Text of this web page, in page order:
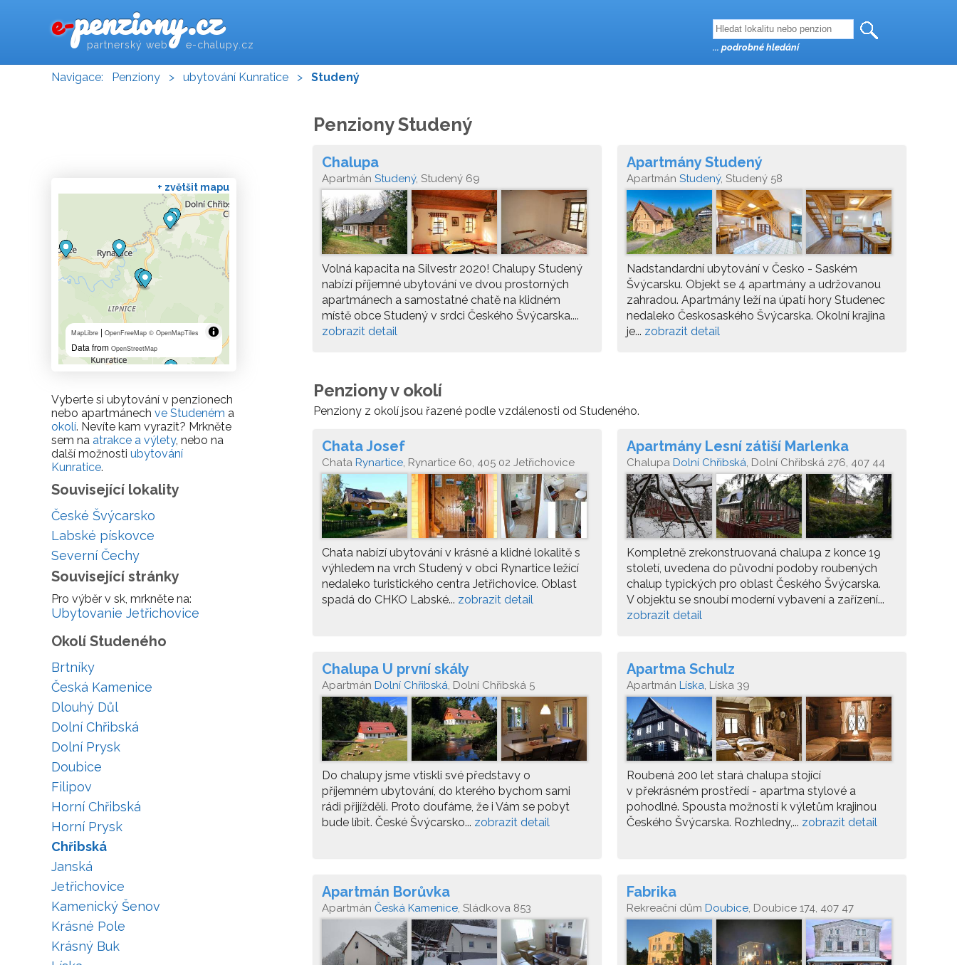
e-penziony.cz
partnerský web e-chalupy.cz
Navigace: Penziony > ubytování Kunratice > Studený
Penziony Studený
Chalupa
Apartmán Studený, Studený 69
Volná kapacita na Silvestr 2020! Chalupy Studený
nabízí příjemné ubytování ve dvou prostorných
apartmánech a samostatné chatě na klidném
místě obce Studený v srdci Českého Švýcarska....
zobrazit detail
Apartmány Studený
Apartmán Studený, Studený 58
Nadstandardní ubytování v Česko - Saském
Švýcarsku. Objekt se 4 apartmány a udržovanou
zahradou. Apartmány leží na úpatí hory Studenec
nedaleko Českosaského Švýcarska. Okolní krajina
je... zobrazit detail
Penziony v okolí
Penziony z okolí jsou řazené podle vzdálenosti od Studeného.
Chata Josef
Chata Rynartice, Rynartice 60, 405 02 Jetřichovice
Chata nabízí ubytování v krásné a klidné lokalitě s
výhledem na vrch Studený v obci Rynartice ležící
nedaleko turistického centra Jetřichovice. Oblast
spadá do CHKO Labské... zobrazit detail
Apartmány Lesní zátiší Marlenka
Chalupa Dolní Chřibská, Dolní Chřibská 276, 407 44
Chřibská
Kompletně zrekonstruovaná chalupa z konce 19
století, uvedena do původní podoby roubených
chalup typických pro oblast Českého Švýcarska.
V objektu se snoubí moderní vybavení a zařízení...
zobrazit detail
Chalupa U první skály
Apartmán Dolní Chřibská, Dolní Chřibská 5
Do chalupy jsme vtiskli své představy o
příjemném ubytování, do kterého bychom sami
rádi přijížděli. Proto doufáme, že i Vám se pobyt
bude líbit. České Švýcarsko... zobrazit detail
Apartma Schulz
Apartmán Líska, Líska 39
Roubená 200 let stará chalupa stojící
v překrásném prostředí - apartma stylové a
pohodlné. Spousta možností k výletům krajinou
Českého Švýcarska. Rozhledny,... zobrazit detail
Apartmán Borůvka
Apartmán Česká Kamenice, Sládkova 853
Fabrika
Rekreační dům Doubice, Doubice 174, 407 47
+ zvětšit mapu
MapLibre | OpenFreeMap © OpenMapTiles
Data from OpenStreetMap
Vyberte si ubytování v penzionech
nebo apartmánech ve Studeném a
okolí. Nevíte kam vyrazit? Mrkněte
sem na atrakce a výlety, nebo na
další možnosti ubytování
Kunratice.
Související lokality
České Švýcarsko
Labské pískovce
Severní Čechy
Související stránky
Pro výběr v sk, mrkněte na:
Ubytovanie Jetřichovice
Okolí Studeného
Brtníky
Česká Kamenice
Dlouhý Důl
Dolní Chřibská
Dolní Prysk
Doubice
Filipov
Horní Chřibská
Horní Prysk
Chřibská
Janská
Jetřichovice
Kamenický Šenov
Krásné Pole
Krásný Buk
... podrobné hledání